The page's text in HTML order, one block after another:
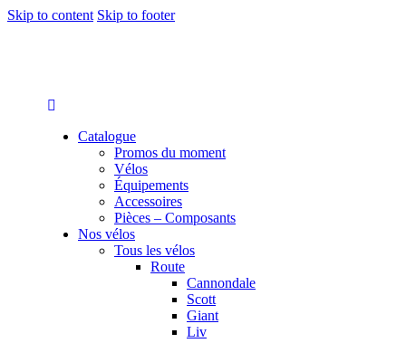
Skip to content Skip to footer
Catalogue
Promos du moment
Vélos
Équipements
Accessoires
Pièces – Composants
Nos vélos
Tous les vélos
Route
Cannondale
Scott
Giant
Liv